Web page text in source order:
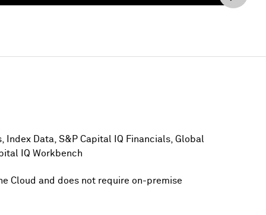
Index Data, S&P Capital IQ Financials, Global
IQ Workbench
Cloud and does not require on-premise